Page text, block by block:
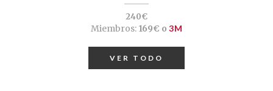
240€
Miembros:169€ o 3M
VER TODO